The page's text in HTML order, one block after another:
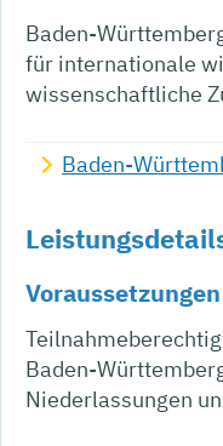
Baden-
für internationale
wissenschaftliche
Baden-
Voraussetzungen
Baden-
Niederlassungen